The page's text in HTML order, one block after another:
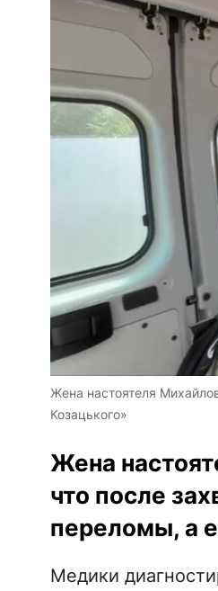
Жена настоятеля
Козацького»
Жена
что после
переломы, а
Медики